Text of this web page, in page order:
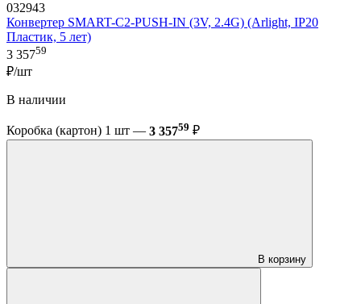
032943
Конвертер SMART-C2-PUSH-IN (3V, 2.4G) (Arlight, IP20
Пластик, 5 лет)
3 35759
₽/шт
В наличии
Коробка (картон) 1 шт — 3 35759 ₽
В корзину